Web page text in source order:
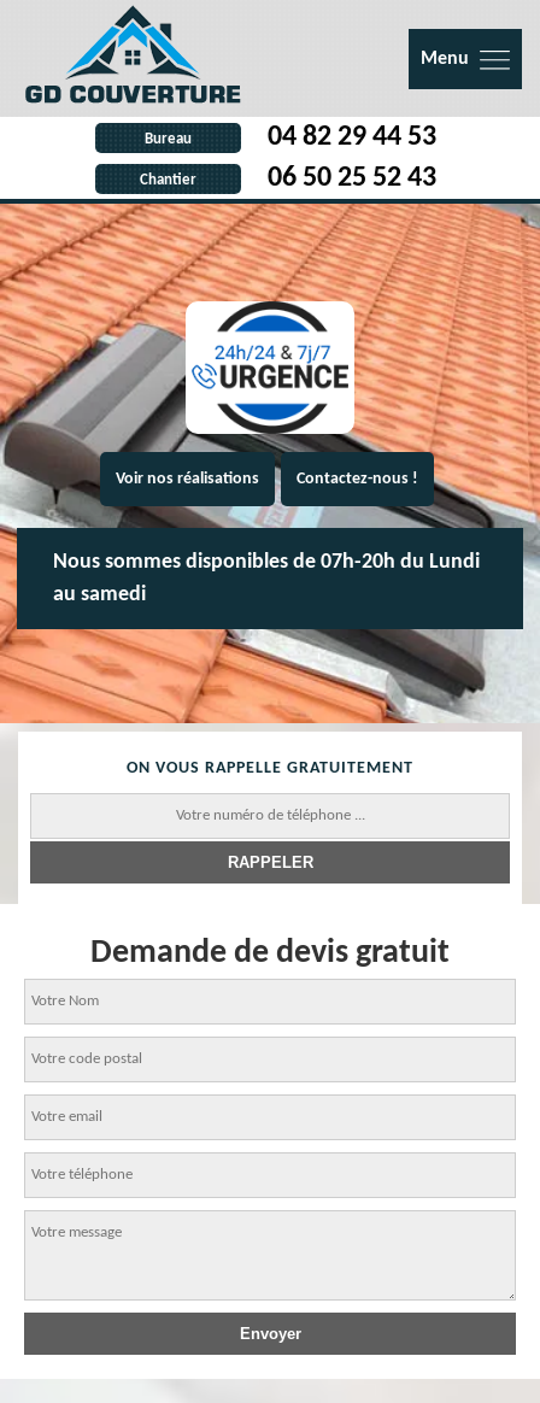
Menu
Bureau 04 82 29 44 53
Chantier 06 50 25 52 43
Voir nos réalisations Contactez-nous !
Nous sommes disponibles de 07h-20h du Lundi
au samedi
ON VOUS RAPPELLE GRATUITEMENT
Demande de devis gratuit